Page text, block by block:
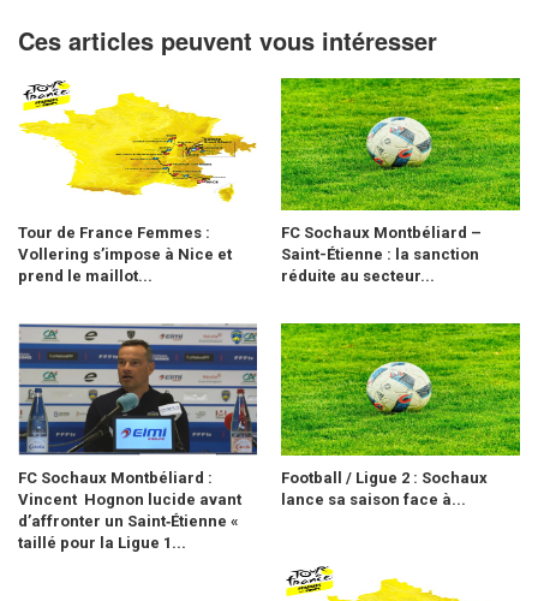
Ces articles peuvent vous intéresser
Tour de France Femmes :
Vollering s’impose à Nice et
prend le maillot...
FC Sochaux Montbéliard –
Saint-Étienne : la sanction
réduite au secteur...
FC Sochaux Montbéliard :
Vincent Hognon lucide avant
d’affronter un Saint‑Étienne «
taillé pour la Ligue 1...
Football / Ligue 2 : Sochaux
lance sa saison face à...